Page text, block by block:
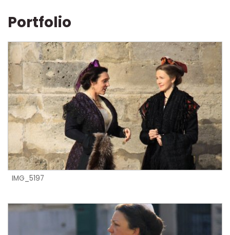
Portfolio
IMG_5197